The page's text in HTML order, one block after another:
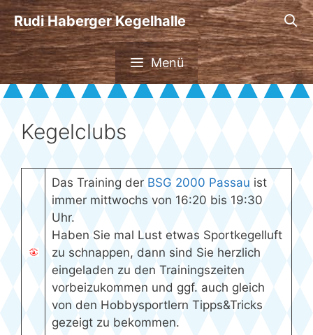
Zum
Inhalt
springen
Rudi Haberger Kegelhalle
Menü
Kegelclubs
Das Training der BSG 2000 Passau ist
immer mittwochs von 16:20 bis 19:30
Uhr.
Haben Sie mal Lust etwas Sportkegelluft
zu schnappen, dann sind Sie herzlich
eingeladen zu den Trainingszeiten
vorbeizukommen und ggf. auch gleich
von den Hobbysportlern Tipps&Tricks
gezeigt zu bekommen.